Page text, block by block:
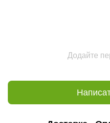
Додайте